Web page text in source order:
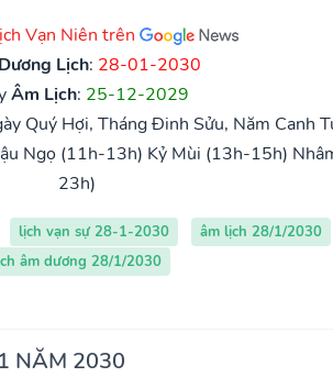
Vạn Niên trên
Dương Lịch: 28-01-2030
Âm Lịch: 25-12-2029
Quý Hợi, Tháng Đinh Sửu, Năm Canh
Ngọ (11h-13h) Kỷ Mùi (13h-15h)
23h)
lịch vạn sự 28-1-2030 âm lịch 28/1/2030
âm dương 28/1/2030
NĂM 2030